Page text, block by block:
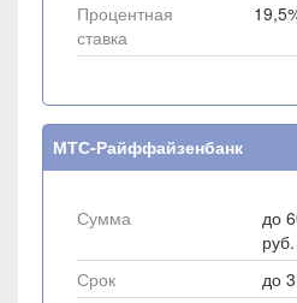
Процентная
ставка
МТС-Райффайзенбанк
Сумма
до
руб.
Срок
до